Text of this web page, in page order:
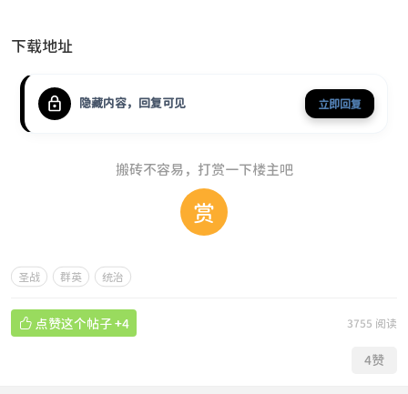
下载地址
隐藏内容，回复可见 立即回复
搬砖不容易，打赏一下楼主吧
赏
圣战 群英 统治
3755 阅读
 点赞这个帖子 +4
4赞